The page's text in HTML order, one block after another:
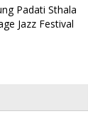
Padati Sthala
Jazz Festival
Wines
Chef Farah